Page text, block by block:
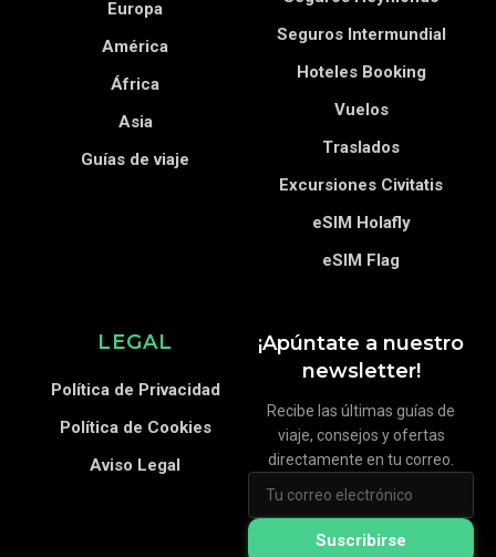
¡Apúntate a nuestro
newsletter!
Recibe las últimas guías de
viaje, consejos y ofertas
directamente en tu correo.
Suscribirse
Europa
América
África
Asia
Guías de viaje
Seguros Intermundial
Hoteles Booking
Vuelos
Traslados
Excursiones Civitatis
eSIM Holafly
eSIM Flag
LEGAL
Política de Privacidad
Política de Cookies
Aviso Legal